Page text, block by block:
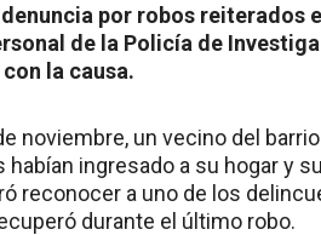
por robos reiterados
de la Policía de
la causa.
noviembre, un vecino del
habían ingresado a su hogar y
reconocer a uno de los
durante el último robo.